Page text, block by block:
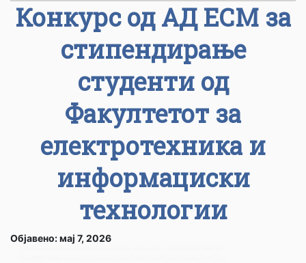
Конкурс од АД ЕСМ за
стипендирање
студенти од
Факултетот за
електротехника и
информациски
технологии
Објавено: мај 7, 2026